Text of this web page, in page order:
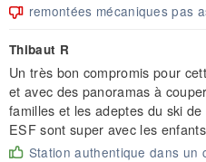
remontées mécaniques pas
Thibaut R
Un très bon compromis pour
et avec des panoramas à
familles et les adeptes du ski
ESF sont super avec les enfants
Station authentique dans un